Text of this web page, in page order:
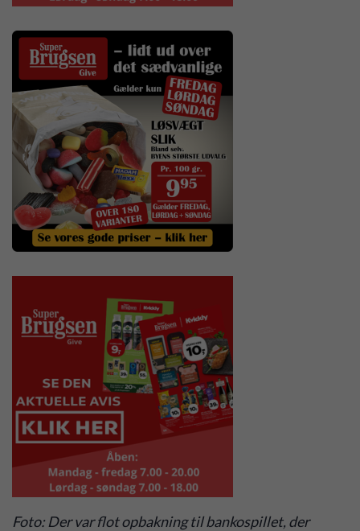
Foto: Der var flot opbakning til bankospillet, der